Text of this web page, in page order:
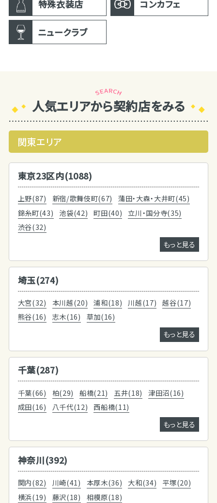
特殊衣装店 コンカフェ
ニュークラブ
人気エリアから契約店をみる
関東エリア
東京23区内(1088)
上野(87) 新宿/歌舞伎町(67)
蒲田・大森・大井町(45)
錦糸町(43)
池袋(42) 町田(40)
立川・国分寺(35)
渋谷(32)
もっと見る
埼玉(274)
大宮(32) 本川越(20) 浦和(18) 川越(17)
越谷(17)
熊谷(16)
志木(16)
草加(16)
もっと見る
千葉(287)
千葉(66) 柏(29) 船橋(21) 五井(18)
津田沼(16)
成田(16)
八千代(12)
西船橋(11)
もっと見る
神奈川(392)
関内(82) 川崎(41) 本厚木(36) 大和(34)
平塚(20)
横浜(19)
藤沢(18)
相模原(18)